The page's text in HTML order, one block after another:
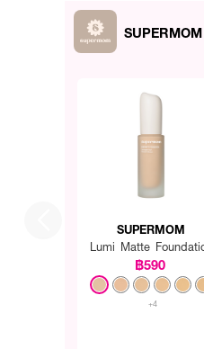
SUPERMOM
SUPERMOM
Lumi Matte
฿590
+4